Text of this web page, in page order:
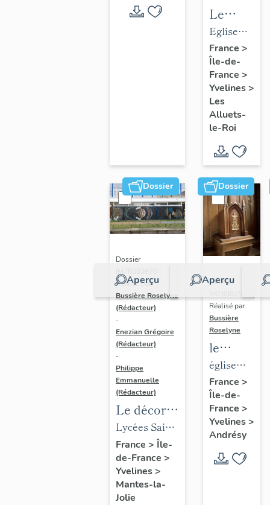
Le
mobilier
de
l'église
Saint-
Nicolas
Eglise
paroissiale
Saint-
Nicolas
France >
Île-de-
France >
Yvelines>
Les
Alluets-
le-Roi
Dossier
Aperçu
Dossier
IM78002670 |
Réalisé par
Bussière Roselyne
(Rédacteur)
-
Enezian Grégoire
(Rédacteur)
-
Philippe
Emmanuelle
(Rédacteur)
Le décor
des lycées
de Mantes
Lycées Saint-
Exupéry et
Jean Rostand
France > Île-
de-France >
Yvelines>
Mantes-la-
Jolie
Dossier
Aperçu
Dossier
Réalisé par
Bussière
Roselyne
le
mobilier
de
l'église
Saint-
Germain-
de-
Paris
église
paroissiale
Saint-
Germain
France >
Île-de-
France >
Yvelines>
Andrésy